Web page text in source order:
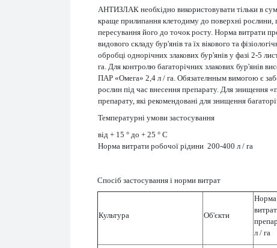
АНТИЗЛАК необхідно використовувати тільки в
краще прилипання клетодиму до поверхні
пересування його до точок росту. Норма витрати
видового складу бур'янів та їх вікового та
обробці однорічних злакових бур'янів у фазі 2-5
га. Для контролю багаторічних злакових бур'янів
ПАР «Омега» 2,4 л / га. Обязателнным вимогою є
рослин під час внесення препарату. Для знищення
препарату, які рекомендовані для знищення
Температурні умови застосування
від + 15 ° до + 25 ° С
Норма витрати робочої рідини 200-400 л / га
Спосіб застосування і норми витрат
Культура Об'єкти
Норма
л / га